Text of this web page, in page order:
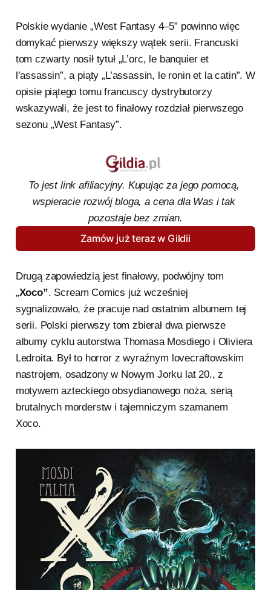
Polskie wydanie „West Fantasy 4–5” powinno więc
domykać pierwszy większy wątek serii. Francuski
tom czwarty nosił tytuł „L’orc, le banquier et
l’assassin”, a piąty „L’assassin, le ronin et la catin”. W
opisie piątego tomu francuscy dystrybutorzy
wskazywali, że jest to finałowy rozdział pierwszego
sezonu „West Fantasy”.
To jest link afiliacyjny. Kupując za jego pomocą,
wspieracie rozwój bloga, a cena dla Was i tak
pozostaje bez zmian.
Zamów już teraz w Gildii
Drugą zapowiedzią jest finałowy, podwójny tom
„Xoco”. Scream Comics już wcześniej
sygnalizowało, że pracuje nad ostatnim albumem tej
serii. Polski pierwszy tom zbierał dwa pierwsze
albumy cyklu autorstwa Thomasa Mosdiego i Oliviera
Ledroita. Był to horror z wyraźnym lovecraftowskim
nastrojem, osadzony w Nowym Jorku lat 20., z
motywem azteckiego obsydianowego noża, serią
brutalnych morderstw i tajemniczym szamanem
Xoco.